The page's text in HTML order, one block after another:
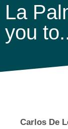
La
you
Carlos De